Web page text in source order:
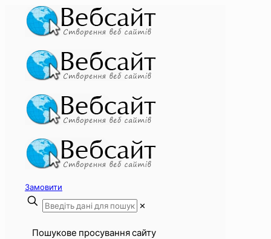
Замовити
✕
Пошукове просування сайту